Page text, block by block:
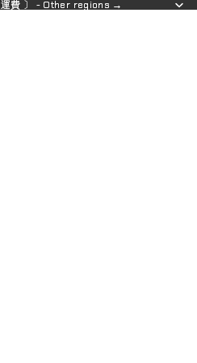
運費 〕 - Other regions →
運費 〕 - Other regions →